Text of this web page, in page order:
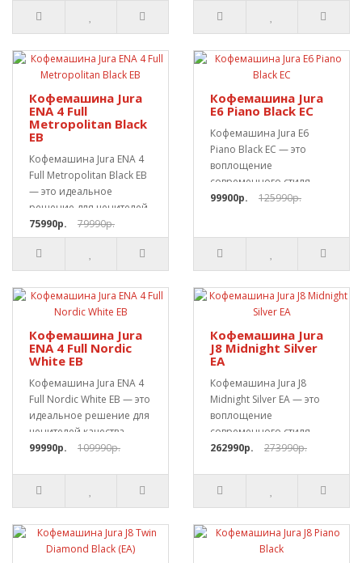
следующ..
Кофемашина Jura
ENA 4 Full
Metropolitan Black
EB
Кофемашина Jura ENA 4
Full Metropolitan Black EB
— это идеальное
решение для ценителей
качества, сти..
75990р. 79990р.
Кофемашина Jura
E6 Piano Black EC
Кофемашина Jura E6
Piano Black EC — это
воплощение
современного стиля,
передовых технологий и
99900р. 125990р.
Кофемашина Jura
ENA 4 Full Nordic
White EB
Кофемашина Jura ENA 4
Full Nordic White EB — это
идеальное решение для
ценителей качества,..
99990р.
109990р.
Кофемашина Jura
J8 Midnight Silver
EA
Кофемашина Jura J8
Midnight Silver EA — это
воплощение
современного стиля,
передовых технологий и
262990р. 273990р.